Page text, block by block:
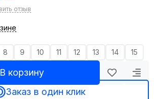
отзыв
8 9 10 11 12 13 14 15
корзину
Заказ в один клик